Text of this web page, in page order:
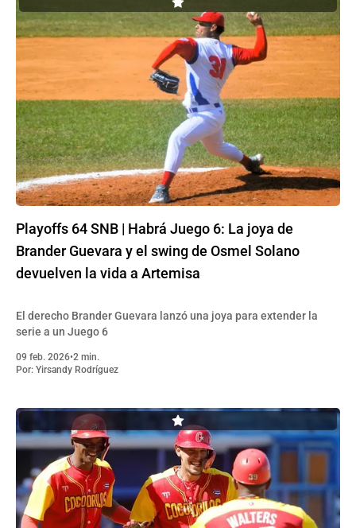
Playoffs 64 SNB | Habrá Juego 6: La joya de
Brander Guevara y el swing de Osmel Solano
devuelven la vida a Artemisa
El derecho Brander Guevara lanzó una joya para extender la
serie a un Juego 6
09 feb. 2026•2 min.
Por: Yirsandy Rodríguez